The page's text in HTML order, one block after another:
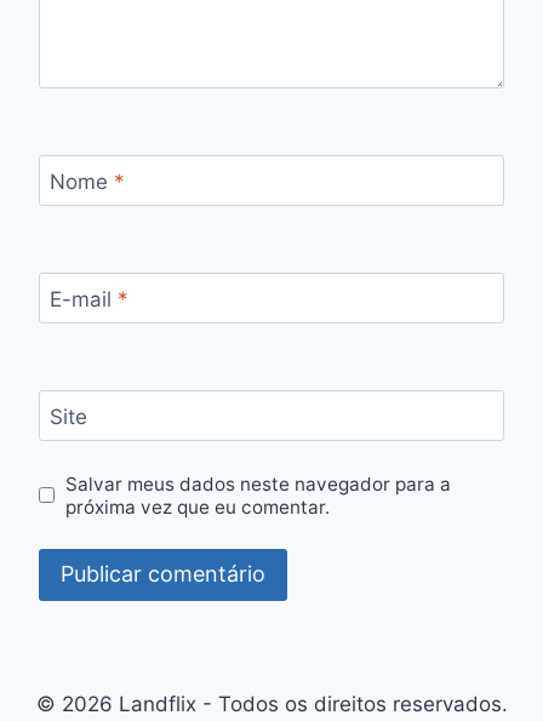
Nome *
E-mail *
Site
Salvar meus dados neste navegador para a
próxima vez que eu comentar.
© 2026 Landflix - Todos os direitos reservados.